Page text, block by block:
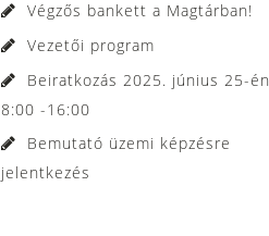
Végzős bankett a Magtárban!
Vezetői program
Beiratkozás 2025. június 25-én
8:00 -16:00
Bemutató üzemi képzésre
jelentkezés